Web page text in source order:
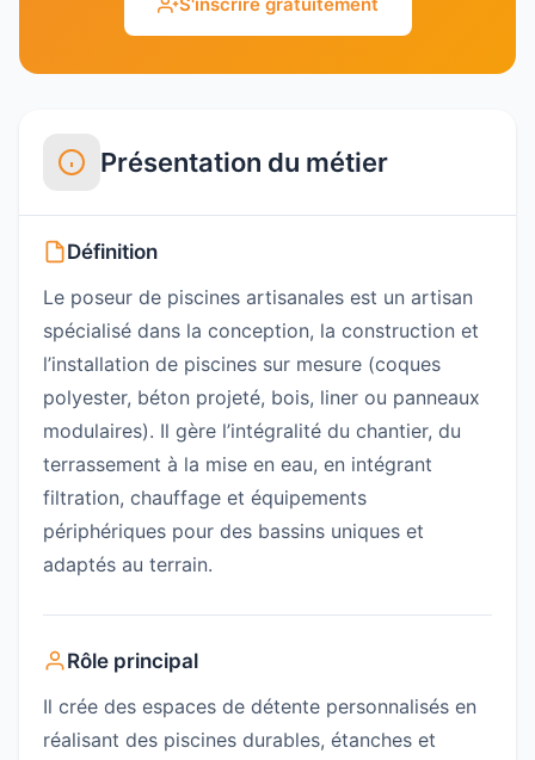
Présentation du métier
Définition
Le poseur de piscines artisanales est un artisan
spécialisé dans la conception, la construction et
l’installation de piscines sur mesure (coques
polyester, béton projeté, bois, liner ou panneaux
modulaires). Il gère l’intégralité du chantier, du
terrassement à la mise en eau, en intégrant
filtration, chauffage et équipements
périphériques pour des bassins uniques et
adaptés au terrain.
Rôle principal
Il crée des espaces de détente personnalisés en
réalisant des piscines durables, étanches et